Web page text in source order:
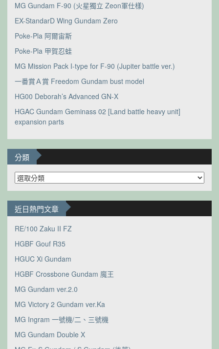
MG Gundam F-90 (火星獨立 Zeon軍仕樣)
EX-StandarD Wing Gundam Zero
Poke-Pla 阿爾宙斯
Poke-Pla 甲賀忍蛙
MG Mission Pack I-type for F-90 (Jupiter battle ver.)
一番賞Ａ賞 Freedom Gundam bust model
HG00 Deborah’s Advanced GN-X
HGAC Gundam Geminass 02 [Land battle heavy unit]
expansion parts
分類
分
類
近日熱門文章
RE/100 Zaku II FZ
HGBF Gouf R35
HGUC Xi Gundam
HGBF Crossbone Gundam 魔王
MG Gundam ver.2.0
MG Victory 2 Gundam ver.Ka
MG Ingram 一號機/二、三號機
MG Gundam Double X